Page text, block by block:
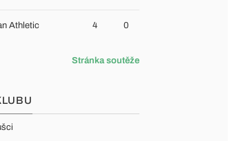
Athletic 4 0
Stránka soutěže